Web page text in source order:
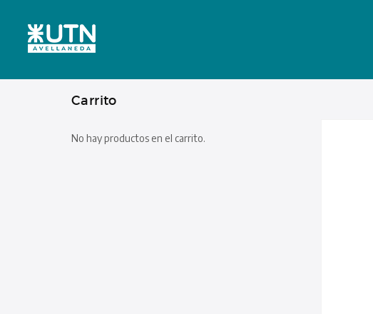
Carrito
No hay productos en el carrito.